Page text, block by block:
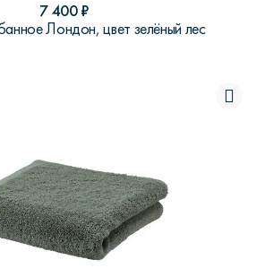
7 400₽
Лондон, цвет зелёный лес